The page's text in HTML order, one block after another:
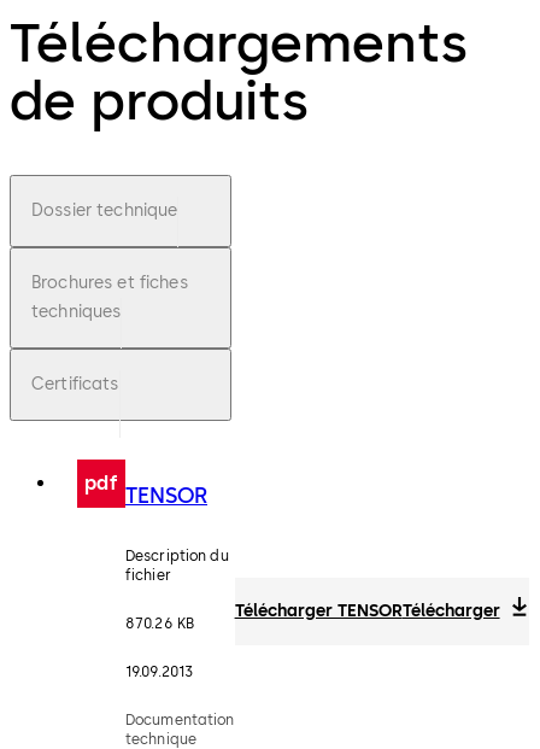
Téléchargements
de produits
Dossier technique
Brochures et fiches
techniques
Certificats
pdf TENSOR
Description du
fichier
870.26 KB
19.09.2013
Documentation
technique
Télécharger TENSORTélécharger